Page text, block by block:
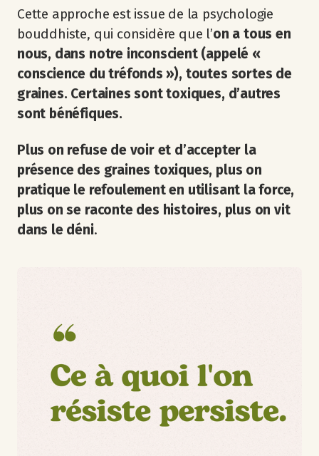
Cette approche est issue de la psychologie
bouddhiste, qui considère que l’on a tous en
nous, dans notre inconscient (appelé «
conscience du tréfonds »), toutes sortes de
graines. Certaines sont toxiques, d’autres
sont bénéfiques.
Plus on refuse de voir et d’accepter la
présence des graines toxiques, plus on
pratique le refoulement en utilisant la force,
plus on se raconte des histoires, plus on vit
dans le déni.